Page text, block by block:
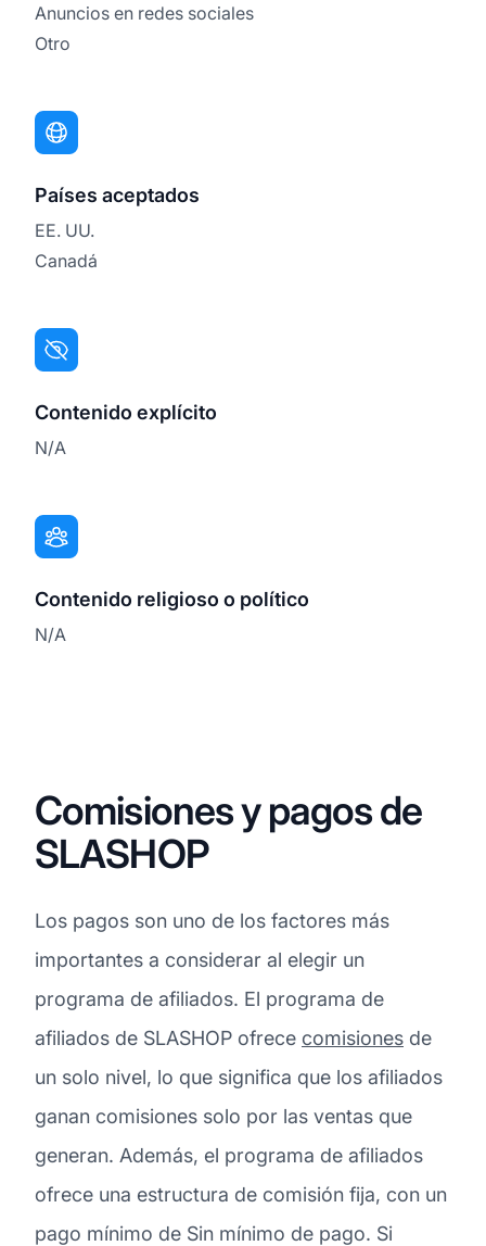
Anuncios en redes sociales
Otro
Países aceptados
EE. UU.
Canadá
Contenido explícito
N/A
Contenido religioso o político
N/A
Comisiones y pagos de
SLASHOP
Los pagos son uno de los factores más
importantes a considerar al elegir un
programa de afiliados. El programa de
afiliados de SLASHOP ofrece comisiones de
un solo nivel, lo que significa que los afiliados
ganan comisiones solo por las ventas que
generan. Además, el programa de afiliados
ofrece una estructura de comisión fija, con un
pago mínimo de Sin mínimo de pago. Si